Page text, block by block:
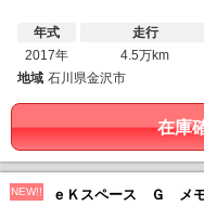
年式
2017年
走行
4.5万km
地域 石川県金沢市
在庫
NEW!! ｅＫスペース Ｇ メ